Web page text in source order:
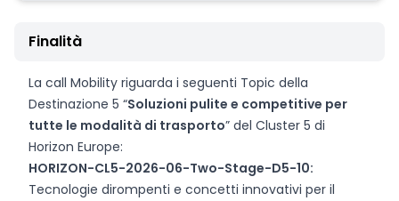
Finalità
La call Mobility riguarda i seguenti Topic della
Destinazione 5 “Soluzioni pulite e competitive per
tutte le modalità di trasporto” del Cluster 5 di
Horizon Europe:
HORIZON-CL5-2026-06-Two-Stage-D5-10:
Tecnologie dirompenti e concetti innovativi per il